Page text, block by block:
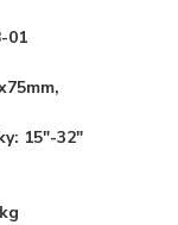
01
15"-32"